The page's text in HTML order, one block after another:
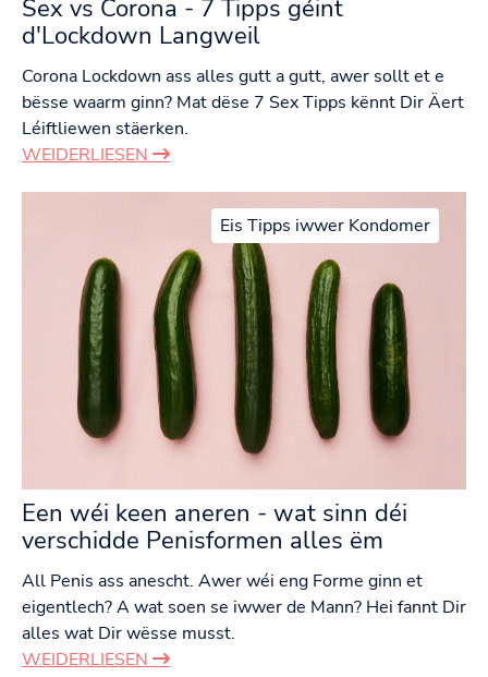
Sex vs Corona - 7 Tipps géint
d'Lockdown Langweil
Corona Lockdown ass alles gutt a gutt, awer sollt et e
bësse waarm ginn? Mat dëse 7 Sex Tipps kënnt Dir Äert
Léiftliewen stäerken.
WEIDERLIESEN
Eis Tipps iwwer Kondomer
Een wéi keen aneren - wat sinn déi
verschidde Penisformen alles ëm
All Penis ass anescht. Awer wéi eng Forme ginn et
eigentlech? A wat soen se iwwer de Mann? Hei fannt Dir
alles wat Dir wësse musst.
WEIDERLIESEN